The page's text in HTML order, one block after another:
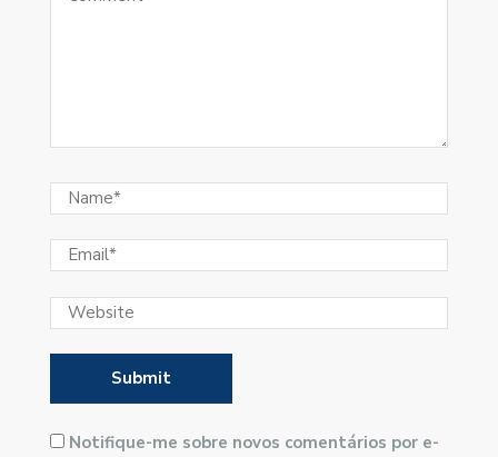
Notifique-me sobre novos comentários por e-